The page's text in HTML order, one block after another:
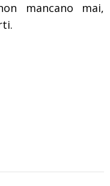
mancano mai,